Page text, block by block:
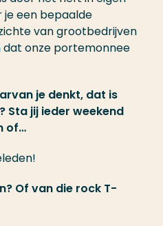
een bepaalde
van grootbedrijven
dat onze portemonnee
je denkt, dat is
Sta jij ieder weekend
of…
Of van die rock T-